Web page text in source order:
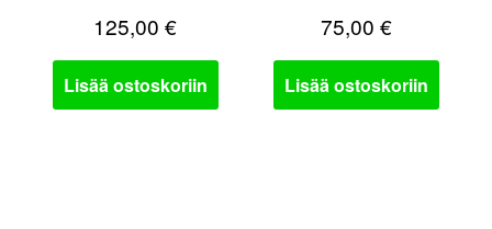
125,00€
Lisää ostoskoriin
75,00€
Lisää ostoskoriin